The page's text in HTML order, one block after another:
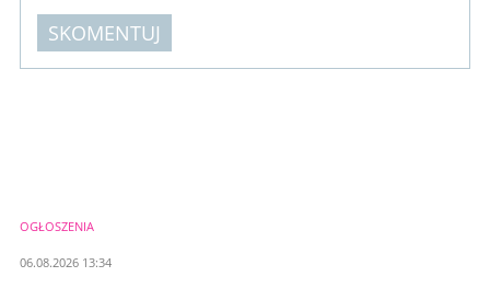
SKOMENTUJ
OGŁOSZENIA
06.08.2026 13:34